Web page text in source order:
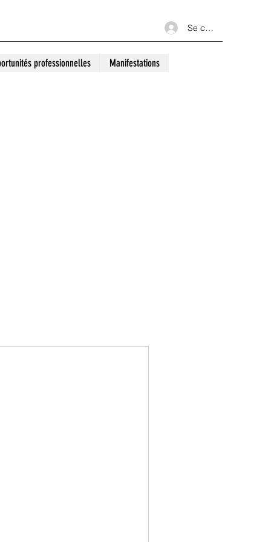
Se connecter
professionnelles Manifestations